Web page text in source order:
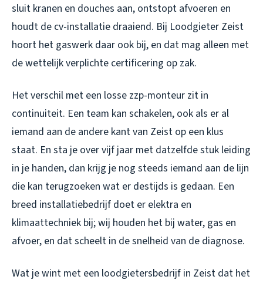
sluit kranen en douches aan, ontstopt afvoeren en
houdt de cv-installatie draaiend. Bij Loodgieter Zeist
hoort het gaswerk daar ook bij, en dat mag alleen met
de wettelijk verplichte certificering op zak.
Het verschil met een losse zzp-monteur zit in
continuiteit. Een team kan schakelen, ook als er al
iemand aan de andere kant van Zeist op een klus
staat. En sta je over vijf jaar met datzelfde stuk leiding
in je handen, dan krijg je nog steeds iemand aan de lijn
die kan terugzoeken wat er destijds is gedaan. Een
breed installatiebedrijf doet er elektra en
klimaattechniek bij; wij houden het bij water, gas en
afvoer, en dat scheelt in de snelheid van de diagnose.
Wat je wint met een loodgietersbedrijf in Zeist dat het